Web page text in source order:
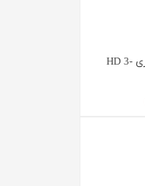
دوربین تفنگ دیسکاوری HD 3-